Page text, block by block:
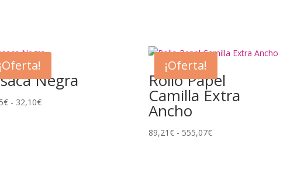
¡Oferta!
Negra
€ - 32,10€Rango
¡Oferta!
Rollo Papel
Camilla Extra
Ancho
89,21€ - 555,07€Rango